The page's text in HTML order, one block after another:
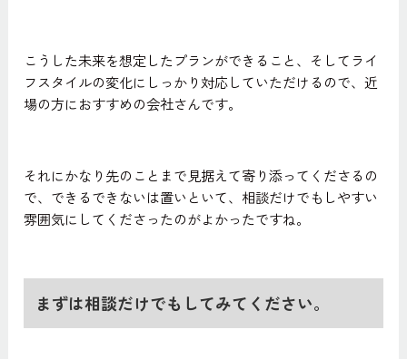
こうした未来を想定したプランができること、そしてライ
フスタイルの変化にしっかり対応していただけるので、近
場の方におすすめの会社さんです。
それにかなり先のことまで見据えて寄り添ってくださるの
で、できるできないは置いといて、相談だけでもしやすい
雰囲気にしてくださったのがよかったですね。
まずは相談だけでもしてみてください。